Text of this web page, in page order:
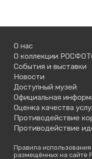
О нас
О коллекции
События и выставки
Новости
Доступный музей
Официальная
Оценка качества
Противодействие
Противодействие
Правила
размещённых на сайте